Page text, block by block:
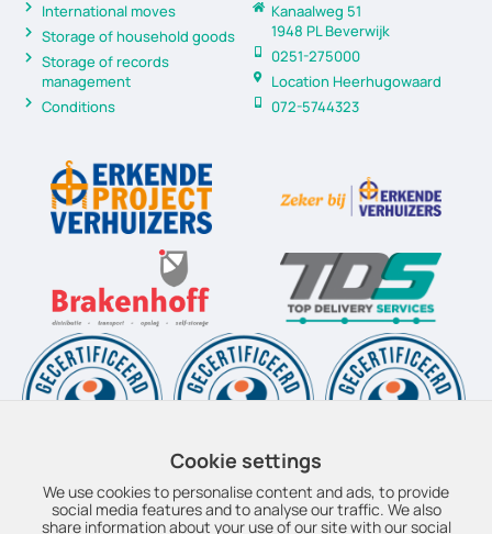
Kanaalweg 51
1948 PL Beverwijk
0251-275000
Location Heerhugowaard
072-5744323
International moves
Storage of household goods
Storage of records
management
Conditions
Cookie settings
We use cookies to personalise content and ads, to provide
social media features and to analyse our traffic. We also
share information about your use of our site with our social